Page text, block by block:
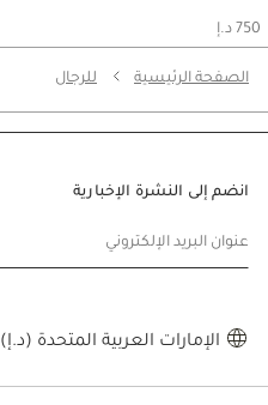
750 د.إ
الصفحة الرئيسية للرجال
انضم إلى النشرة الإخبارية
عنوان البريد الإلكتروني
الإمارات العربية المتحدة (د.إ)